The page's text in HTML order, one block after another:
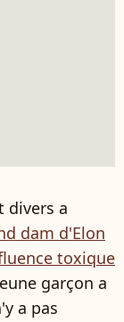
divers a
dam d'Elon
toxique
garçon a
a pas